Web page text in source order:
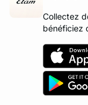
Collectez
bénéficiez